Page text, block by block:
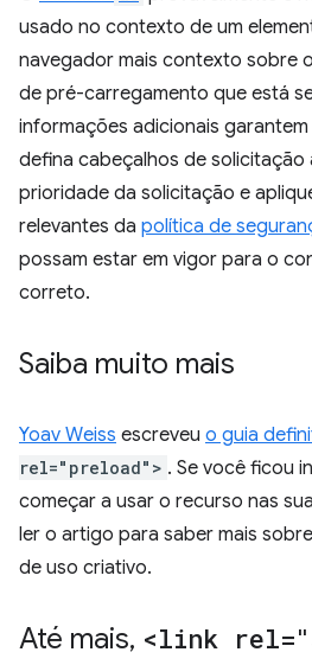
usado no contexto de um
navegador mais contexto sobre o
de pré-carregamento que está
informações adicionais
defina cabeçalhos de solicitação
prioridade da solicitação e
relevantes da política de
possam estar em vigor para o
correto.
Saiba muito mais
Yoav Weiss escreveu o guia
rel="preload"> . Se você ficou
começar a usar o recurso nas
ler o artigo para saber mais
de uso criativo.
Até mais, <link